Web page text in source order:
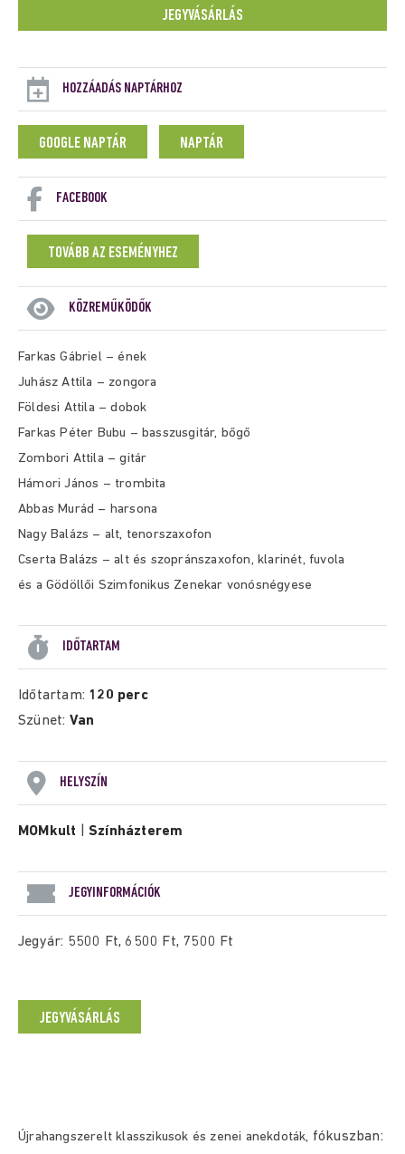
JEGYVÁSÁRLÁS
HOZZÁADÁS NAPTÁRHOZ
GOOGLE NAPTÁR NAPTÁR
FACEBOOK
TOVÁBB AZ ESEMÉNYHEZ
KÖZREMŰKÖDŐK
Farkas Gábriel – ének
Juhász Attila – zongora
Földesi Attila – dobok
Farkas Péter Bubu – basszusgitár, bőgő
Zombori Attila – gitár
Hámori János – trombita
Abbas Murád – harsona
Nagy Balázs – alt, tenorszaxofon
Cserta Balázs – alt és szopránszaxofon, klarinét, fuvola
és a Gödöllői Szimfonikus Zenekar vonósnégyese
IDŐTARTAM
Időtartam: 120 perc
Szünet: Van
HELYSZÍN
MOMkult |Színházterem
JEGYINFORMÁCIÓK
Jegyár: 5500 Ft, 6500 Ft, 7500 Ft
JEGYVÁSÁRLÁS
Újrahangszerelt klasszikusok és zenei anekdoták, fókuszban: